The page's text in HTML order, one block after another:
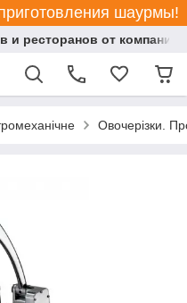
шаурмы!
и ресторанов от компании
Овочерізки.